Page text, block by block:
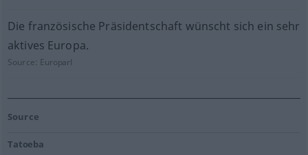
Die französische Präsidentschaft wünscht sich ein sehr
aktives Europa.
Source: Europarl
Source
Tatoeba